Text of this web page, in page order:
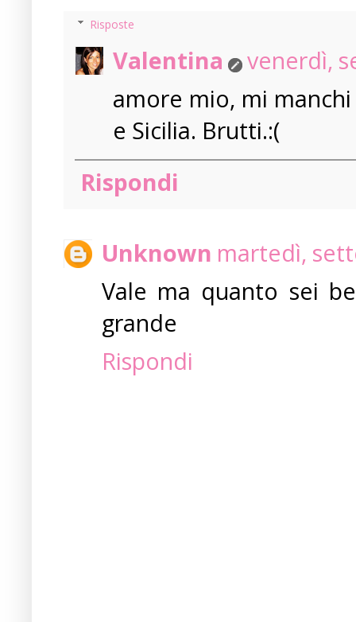
Risposte
Valentina
venerdì,
amore mio, mi
e Sicilia. Brutti.:(
Rispondi
Unknown martedì,
Vale ma quanto sei
grande
Rispondi